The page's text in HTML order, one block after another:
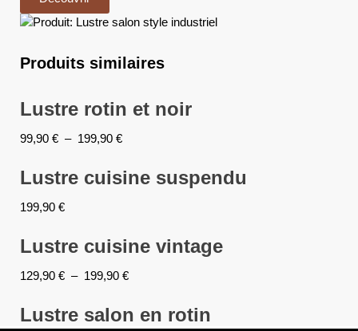
Produits similaires
Lustre rotin et noir
99,90 € – 199,90 €
Lustre cuisine suspendu
199,90 €
Lustre cuisine vintage
129,90 € – 199,90 €
Lustre salon en rotin